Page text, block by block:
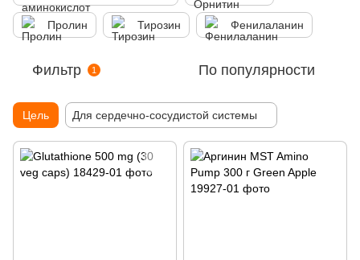
Пролин Тирозин Фенилаланин
Фильтр 1 По популярности
Цель Для сердечно-сосудистой системы